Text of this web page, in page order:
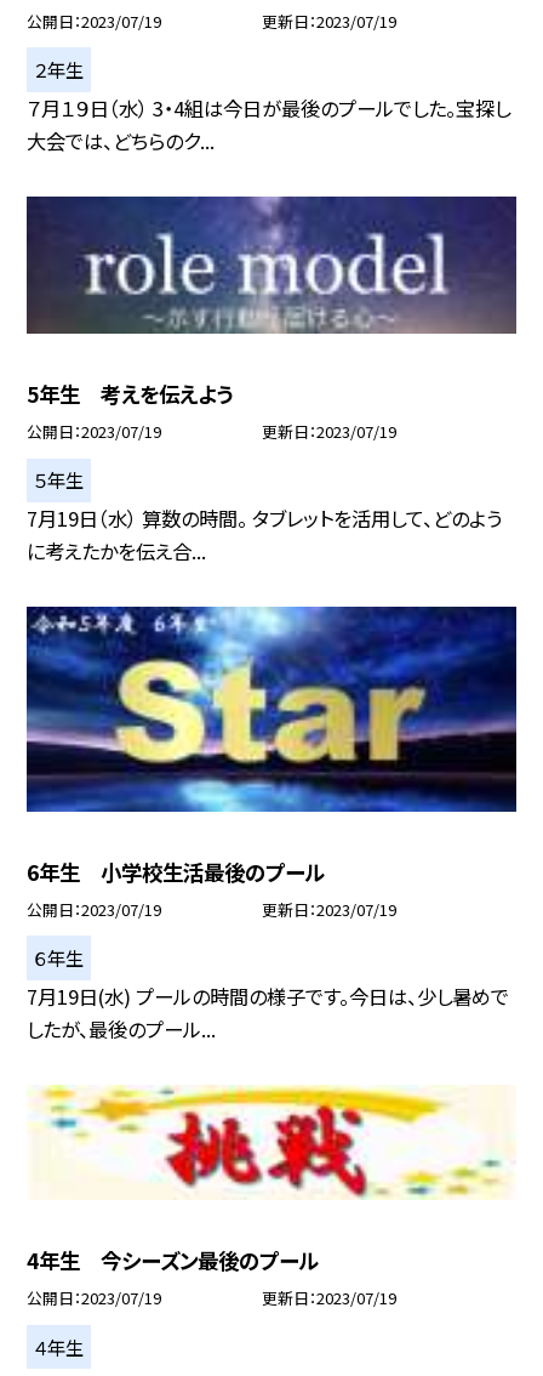
公開日 2023/07/19 更新日 2023/07/19
２年生
７月１９日（水） 3・4組は今日が最後のプールでした。宝探し
大会では、どちらのク...
5年生 考えを伝えよう
公開日 2023/07/19 更新日 2023/07/19
５年生
7月19日（水） 算数の時間。 タブレットを活用して、どのよう
に考えたかを伝え合...
6年生 小学校生活最後のプール
公開日 2023/07/19 更新日 2023/07/19
６年生
7月19日(水) プールの時間の様子です。今日は、少し暑めで
したが、最後のプール...
4年生 今シーズン最後のプール
公開日 2023/07/19 更新日 2023/07/19
４年生